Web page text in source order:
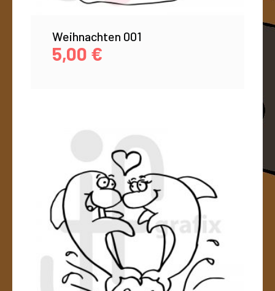
Weihnachten 001
5,00 €